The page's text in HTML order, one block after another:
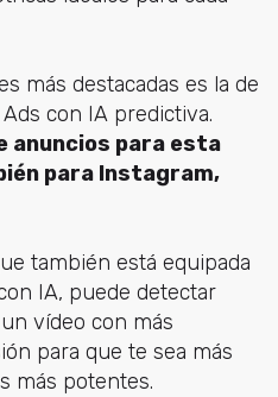
más destacadas es la de
con IA predictiva.
anuncios para esta
para Instagram,
también está equipada
IA, puede detectar
vídeo con más
para que te sea más
más potentes.